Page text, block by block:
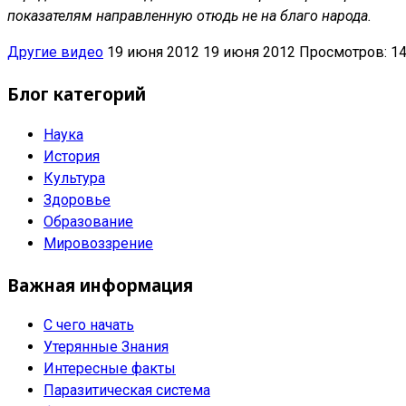
показателям направленную отюдь не на благо народа.
Другие видео 19 июня 2012 19 июня 2012 Просмотров:
Блог категорий
Наука
История
Культура
Здоровье
Образование
Мировоззрение
Важная информация
С чего начать
Утерянные Знания
Интересные факты
Паразитическая система